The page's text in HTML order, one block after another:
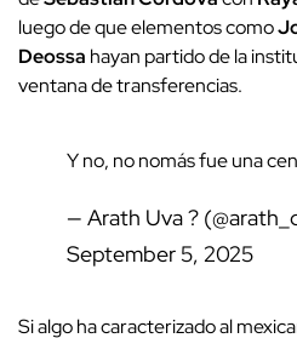
luego de que elementos como
Deossa hayan partido de la
ventana de transferencias.
Y no, no nomás fue una
— Arath Uva ?
September 5, 2025
Si algo ha caracterizado al